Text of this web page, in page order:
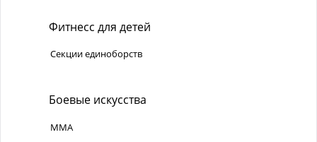
Фитнесс для детей
Секции единоборств
Боевые искусства
MMA